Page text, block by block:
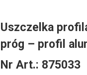
Uszczelka
próg – profil
Nr Art.: 875033